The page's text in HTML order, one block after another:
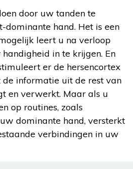
door uw tanden te
dominante hand. Het is een
leert u na verloop
in te krijgen. En
er de hersencortex
de informatie uit de rest van
en verwerkt. Maar als u
op routines, zoals
dominante hand, versterkt
verbindingen in uw